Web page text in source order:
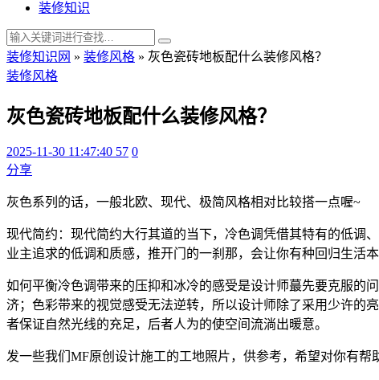
装修知识
装修知识网 » 装修风格 » 灰色瓷砖地板配什么装修风格？
装修风格
灰色瓷砖地板配什么装修风格？
2025-11-30 11:47:40 57 0
分享
灰色系列的话，一般北欧、现代、极简风格相对比较搭一点喔~
现代简约：现代简约大行其道的当下，冷色调凭借其特有的低调
业主追求的低调和质感，推开门的一刹那，会让你有种回归生活本
如何平衡冷色调带来的压抑和冰冷的感受是设计师蕞先要克服的
济；色彩带来的视觉感受无法逆转，所以设计师除了采用少许的
者保证自然光线的充足，后者人为的使空间流淌出暖意。
发一些我们MF原创设计施工的工地照片，供参考，希望对你有帮